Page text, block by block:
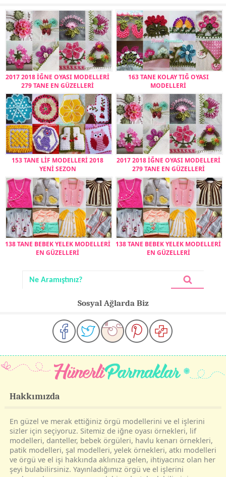
2017 2018 İĞNE OYASI MODELLERİ
279 TANE EN GÜZELLERİ
163 TANE KOLAY TIĞ OYASI
MODELLERİ
153 TANE LİF MODELLERİ 2018
YENİ SEZON
2017 2018 İĞNE OYASI MODELLERİ
279 TANE EN GÜZELLERİ
138 TANE BEBEK YELEK MODELLERİ
EN GÜZELLERİ
138 TANE BEBEK YELEK MODELLERİ
EN GÜZELLERİ
Sosyal Ağlarda Biz
Hakkımızda
En güzel ve merak ettiğiniz örgü modellerini ve el işlerini
sizler için seçiyoruz. Sitemiz de iğne oyası örnekleri, lif
modelleri, danteller, bebek örgüleri, havlu kenarı örnekleri,
patik modelleri, şal modelleri, yelek örnekleri, atkı modelleri
ve örgü ve el işi hakkında aklınıza gelen, ihtiyacınız olan her
şeyi bulabilirsiniz. Yayınladığımız örgü ve el işlerini